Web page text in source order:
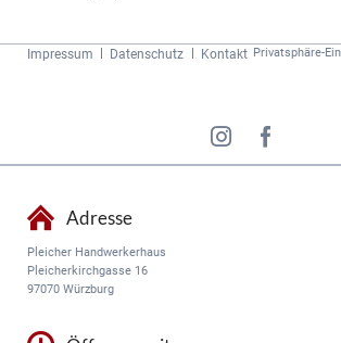
Navigation
Impressum Datenschutz Kontakt Privatsphäre-
Adresse
Pleicher Handwerkerhaus
Pleicherkirchgasse 16
97070 Würzburg